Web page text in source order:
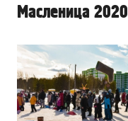
Масленица 2020